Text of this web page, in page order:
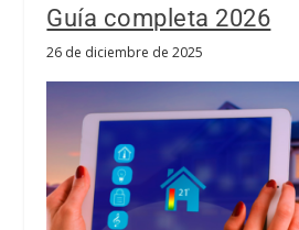
Guía completa 2026
26 de diciembre de 2025